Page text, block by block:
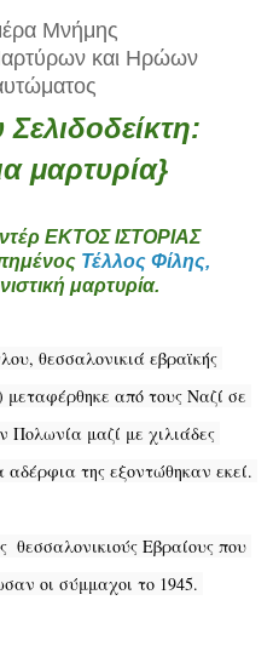
Μνήμης
και Ηρώων
μαρτυρία}
ΕΚΤΟΣ ΙΣΤΟΡΙΑΣ
Τέλλος Φίλης,
μαρτυρία.
θεσσαλονικιά εβραϊκής
από τους Ναζί σε
Πολωνία μαζί με χιλιάδες
αδέρφια της εξοντώθηκαν εκεί.
θεσσαλονικιούς Eβραίους που
οι σύμμαχοι το 1945.